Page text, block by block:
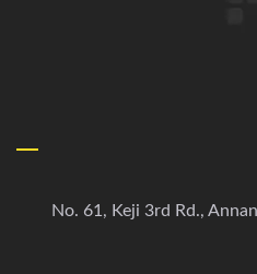
No. 61, Keji 3rd Rd.,